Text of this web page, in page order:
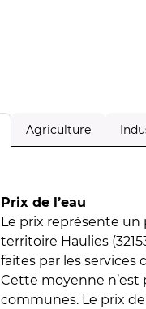
Agriculture
Prix de l’eau
Le prix représente un
territoire Haulies
faites par les services
Cette moyenne n’est
communes. Le prix